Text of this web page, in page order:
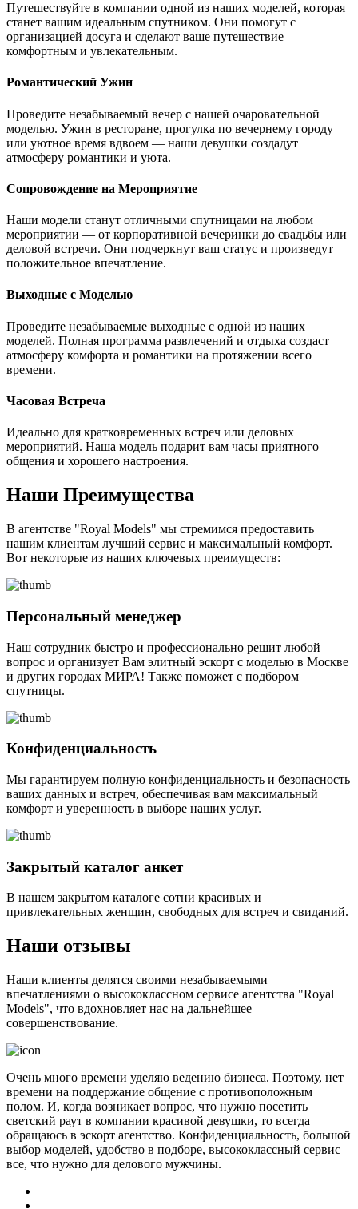
Путешествуйте в компании одной из наших моделей, которая
станет вашим идеальным спутником. Они помогут с
организацией досуга и сделают ваше путешествие
комфортным и увлекательным.
Романтический Ужин
Проведите незабываемый вечер с нашей очаровательной
моделью. Ужин в ресторане, прогулка по вечернему городу
или уютное время вдвоем — наши девушки создадут
атмосферу романтики и уюта.
Сопровождение на Мероприятие
Наши модели станут отличными спутницами на любом
мероприятии — от корпоративной вечеринки до свадьбы или
деловой встречи. Они подчеркнут ваш статус и произведут
положительное впечатление.
Выходные с Моделью
Проведите незабываемые выходные с одной из наших
моделей. Полная программа развлечений и отдыха создаст
атмосферу комфорта и романтики на протяжении всего
времени.
Часовая Встреча
Идеально для кратковременных встреч или деловых
мероприятий. Наша модель подарит вам часы приятного
общения и хорошего настроения.
Наши Преимущества
В агентстве "Royal Models" мы стремимся предоставить
нашим клиентам лучший сервис и максимальный комфорт.
Вот некоторые из наших ключевых преимуществ:
Персональный менеджер
Наш сотрудник быстро и профессионально решит любой
вопрос и организует Вам элитный эскорт с моделью в Москве
и других городах МИРА! Также поможет с подбором
спутницы.
Конфиденциальность
Мы гарантируем полную конфиденциальность и безопасность
ваших данных и встреч, обеспечивая вам максимальный
комфорт и уверенность в выборе наших услуг.
Закрытый каталог анкет
В нашем закрытом каталоге сотни красивых и
привлекательных женщин, свободных для встреч и свиданий.
Наши отзывы
Наши клиенты делятся своими незабываемыми
впечатлениями о высококлассном сервисе агентства "Royal
Models", что вдохновляет нас на дальнейшее
совершенствование.
Очень много времени уделяю ведению бизнеса. Поэтому, нет
времени на поддержание общение с противоположным
полом. И, когда возникает вопрос, что нужно посетить
светский раут в компании красивой девушки, то всегда
обращаюсь в эскорт агентство. Конфиденциальность, большой
выбор моделей, удобство в подборе, высококлассный сервис –
все, что нужно для делового мужчины.